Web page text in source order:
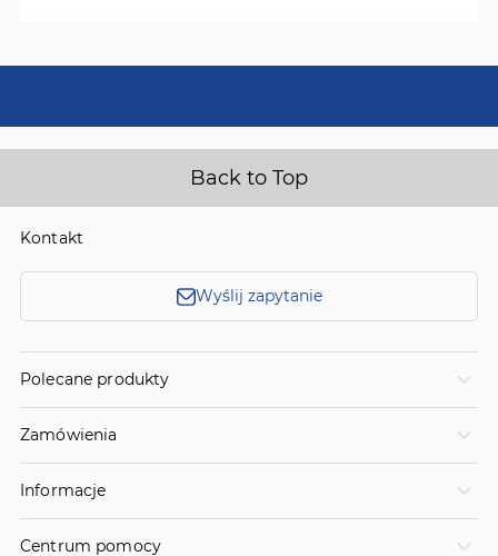
Back to Top
Kontakt
Wyślij zapytanie
Polecane produkty
Zamówienia
Informacje
Centrum pomocy